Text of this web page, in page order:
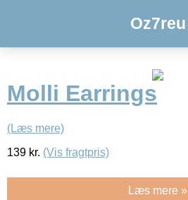
Oz7reu
Molli Earrings
(Læs mere)
139 kr. (Vis fragtpris)
Læs mere »